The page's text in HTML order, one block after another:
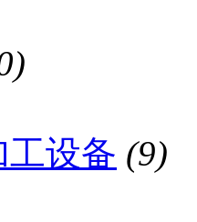
工设备 (9)